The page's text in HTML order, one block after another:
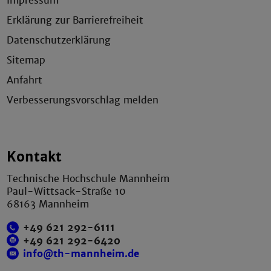
Erklärung zur Barrierefreiheit
Datenschutzerklärung
Sitemap
Anfahrt
Verbesserungsvorschlag melden
Kontakt
Technische Hochschule Mannheim
Paul-Wittsack-Straße 10
68163 Mannheim
+49 621 292-6111
+49 621 292-6420
info@th-mannheim.de